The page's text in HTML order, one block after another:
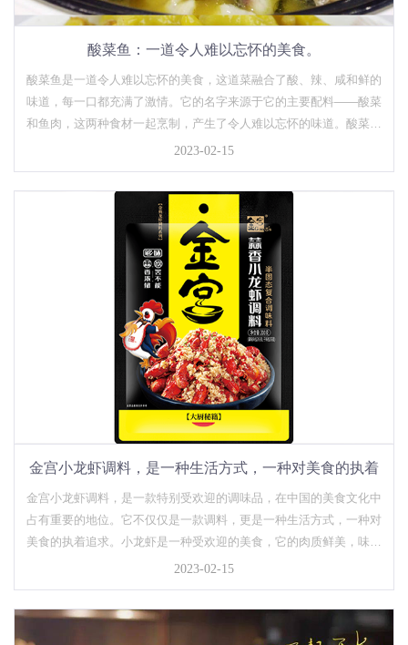
酸菜鱼：一道令人难以忘怀的美食。
酸菜鱼是一道令人难以忘怀的美食，这道菜融合了酸、辣、咸和鲜的
味道，每一口都充满了激情。它的名字来源于它的主要配料——酸菜
和鱼肉，这两种食材一起烹制，产生了令人难以忘怀的味道。酸菜鱼
是一道传统的川菜，起源于中国四川省，在四川人的饮食文化中有着
配...
2023-02-15
金宫小龙虾调料，是一种生活方式，一种对美食的执着
追求。
金宫小龙虾调料，是一款特别受欢迎的调味品，在中国的美食文化中
占有重要的地位。它不仅仅是一款调料，更是一种生活方式，一种对
美食的执着追求。小龙虾是一种受欢迎的美食，它的肉质鲜美，味道
独特。然而，要想把小龙虾的美味发挥到极致，就需要使用合适的调
香...
2023-02-15